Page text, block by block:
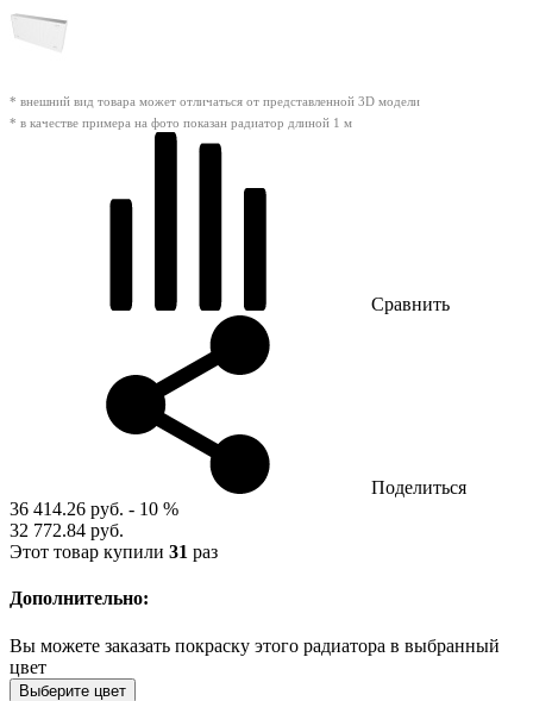
* внешний вид товара может отличаться от представленной 3D модели
* в качестве примера на фото показан радиатор длиной 1 м
Сравнить
Поделиться
36 414.26 руб. - 10 %
32 772.84 руб.
Этот товар купили 31 раз
Дополнительно:
Вы можете заказать покраску этого радиатора в выбранный
цвет
Выберите цвет